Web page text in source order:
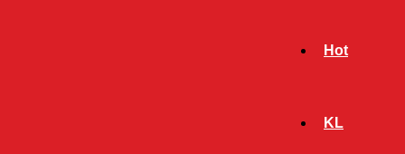
Hot
KL